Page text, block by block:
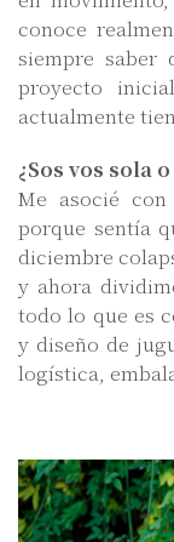
conoce
siempre
proyecto
actualmente
¿Sos vos sola
Me asocié
porque sentía
diciembre
y ahora
todo lo que es
y diseño de
logística,